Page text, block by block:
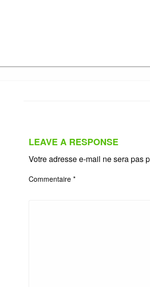
LEAVE A RESPONSE
Votre adresse e-mail ne sera pas
Commentaire *